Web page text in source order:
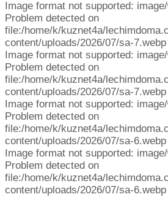
Image format not supported:
Problem detected on
file:/home/k/kuznet4a/
content/uploads/2026/07/sa-7.webp
Image format not supported:
Problem detected on
file:/home/k/kuznet4a/
content/uploads/2026/07/sa-7.webp
Image format not supported:
Problem detected on
file:/home/k/kuznet4a/
content/uploads/2026/07/sa-6.webp
Image format not supported:
Problem detected on
file:/home/k/kuznet4a/
content/uploads/2026/07/sa-6.webp